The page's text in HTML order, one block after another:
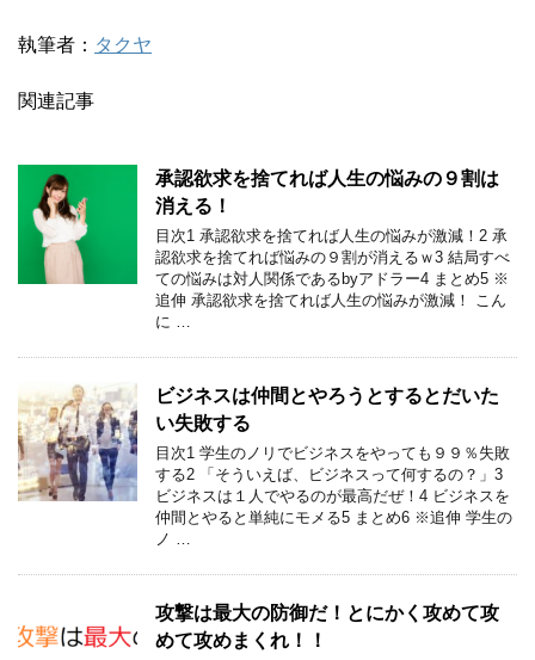
執筆者： タクヤ
関連記事
承認欲求を捨てれば人生の悩みの９割は
消える！
目次1 承認欲求を捨てれば人生の悩みが激減！2 承
認欲求を捨てれば悩みの９割が消えるｗ3 結局すべ
ての悩みは対人関係であるbyアドラー4 まとめ5 ※
追伸 承認欲求を捨てれば人生の悩みが激減！ こん
に …
ビジネスは仲間とやろうとするとだいた
い失敗する
目次1 学生のノリでビジネスをやっても９９％失敗
する2 「そういえば、ビジネスって何するの？」3
ビジネスは１人でやるのが最高だぜ！4 ビジネスを
仲間とやると単純にモメる5 まとめ6 ※追伸 学生の
ノ …
攻撃は最大の防御だ！とにかく攻めて攻
めて攻めまくれ！！